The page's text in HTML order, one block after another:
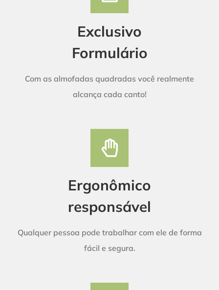
Exclusivo
Formulário
Com as almofadas quadradas você realmente
alcança cada canto!
Ergonômico
responsável
Qualquer pessoa pode trabalhar com ele de forma
fácil e segura.